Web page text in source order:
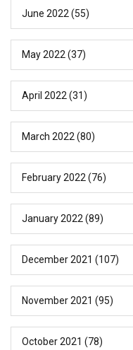
June 2022 (55)
May 2022 (37)
April 2022 (31)
March 2022 (80)
February 2022 (76)
January 2022 (89)
December 2021 (107)
November 2021 (95)
October 2021 (78)